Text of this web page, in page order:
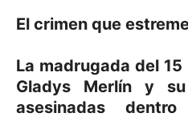
El crimen que
La madrugada del
Gladys Merlín y
asesinadas